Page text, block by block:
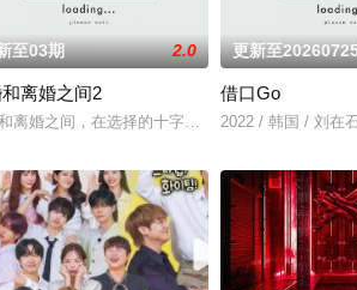
的熟人、名人到当地的餐厅聊天，然后一起玩。
至03期 2.0
离婚之间2
离婚之间，在选择的十字路口，夫妻们苦恼“如何
更新至
借口Go
2022 / 韩国 / 刘在